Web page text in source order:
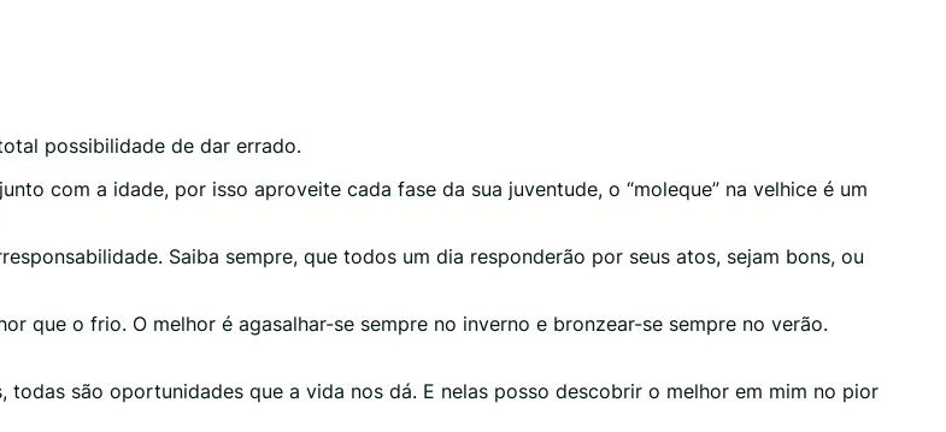
possibilidade de dar errado.
com a idade, por isso aproveite cada fase da sua juventude, o “moleque” na velhice é um
Saiba sempre, que todos um dia responderão por seus atos, sejam bons, ou
que o frio. O melhor é agasalhar-se sempre no inverno e bronzear-se sempre no verão.
são oportunidades que a vida nos dá. E nelas posso descobrir o melhor em mim no pior